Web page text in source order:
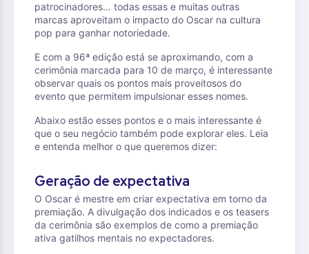
patrocinadores… todas essas e muitas outras
marcas aproveitam o impacto do Oscar na cultura
pop para ganhar notoriedade.
E com a 96ª edição está se aproximando, com a
cerimônia marcada para 10 de março, é interessante
observar quais os pontos mais proveitosos do
evento que permitem impulsionar esses nomes.
Abaixo estão esses pontos e o mais interessante é
que o seu negócio também pode explorar eles. Leia
e entenda melhor o que queremos dizer:
Geração de expectativa
O Oscar é mestre em criar expectativa em torno da
premiação. A divulgação dos indicados e os teasers
da cerimônia são exemplos de como a premiação
ativa gatilhos mentais no expectadores.